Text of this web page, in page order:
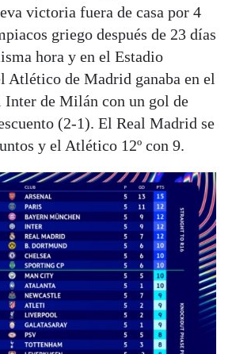
victoria fuera de casa por 4
griego después de 23 días
hora y en el Estadio
Atlético de Madrid ganaba en el
de Milán con un gol de
(2-1). El Real Madrid se
y el Atlético 12º con 9.